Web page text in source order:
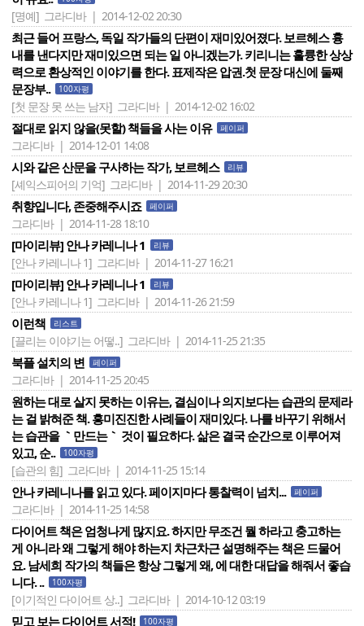
[명예] 그라디바 | 2014-12-02 20:30
최근 들어 프랑스, 독일 작가들의 단편이 재미있어졌다. 보르헤스 흉
내를 낸다지만 재미있으면 되는 일 아니겠는가. 키리니는 훌륭한 상상
력으로 환상적인 이야기를 한다. 표제작은 압권.첫 문장 대신에 둘째
문장부..
100자평
[첫 문장 못 쓰는 남자] 그라디바 | 2014-12-02 16:02
절대로 읽지 않을(못할) 책들을 사는 이유 페이퍼
그라디바 | 2014-12-01 14:08
시와 같은 산문을 구사하는 작가, 보르헤스 리뷰
[셰익스피어의 기억] 그라디바 | 2014-11-29 20:30
취향입니다, 존중해주시죠 페이퍼
그라디바 | 2014-11-28 18:10
[마이리뷰] 안나 카레니나 1 리뷰
[안나 카레니나 1] 그라디바 | 2014-11-27 16:21
[마이리뷰] 안나 카레니나 1 리뷰
[안나 카레니나 1] 그라디바 | 2014-11-26 21:59
이런책 리스트
[끌리는 이야기는 어떻..] 그라디바 | 2014-11-25 21:35
북플 설치의 변 페이퍼
그라디바 | 2014-11-25 20:45
원하는 대로 살지 못하는 이유는, 결심이나 의지보다는 습관의 문제라
는 걸 밝혀준 책. 흥미진진한 사례들이 재미있다. 나를 바꾸기 위해서
는 습관을 ｀만드는｀ 것이 필요하다. 삶은 결국 순간으로 이루어져
있고, 순..
100자평
[습관의 힘] 그라디바 | 2014-11-25 15:14
안나 카레니나를 읽고 있다. 페이지마다 통찰력이 넘치... 페이퍼
그라디바 | 2014-11-25 14:58
다이어트 책은 엄청나게 많지요. 하지만 무조건 뭘 하라고 충고하는
게 아니라 왜 그렇게 해야 하는지 차근차근 설명해주는 책은 드물어
요. 남세희 작가의 책들은 항상 그렇게 왜, 에 대한 대답을 해줘서 좋습
니다. ..
100자평
[이기적인 다이어트 상..] 그라디바 | 2014-10-12 03:19
믿고 보는 다이어트 서적! 100자평